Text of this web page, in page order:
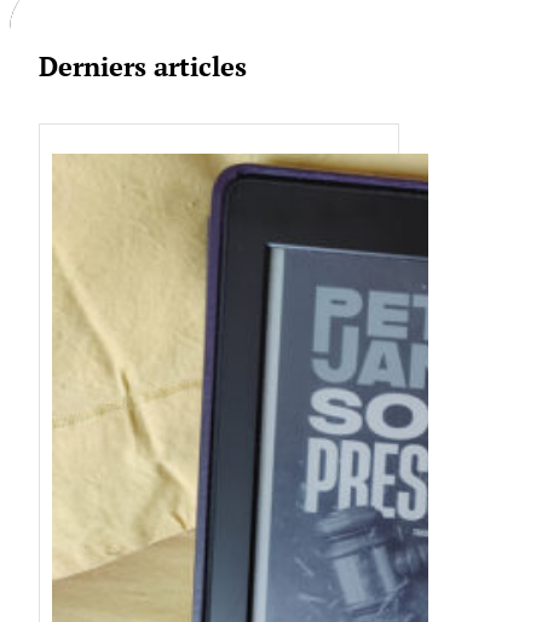
Derniers articles